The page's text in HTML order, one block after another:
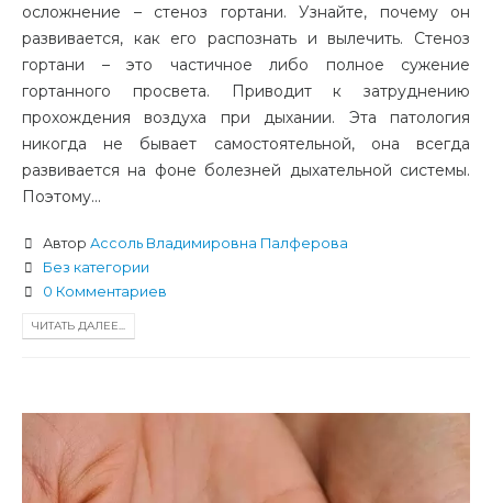
осложнение – стеноз гортани. Узнайте, почему он
развивается, как его распознать и вылечить. Стеноз
гортани – это частичное либо полное сужение
гортанного просвета. Приводит к затруднению
прохождения воздуха при дыхании. Эта патология
никогда не бывает самостоятельной, она всегда
развивается на фоне болезней дыхательной системы.
Поэтому...
Автор Ассоль Владимировна Палферова
Без категории
0 Комментариев
ЧИТАТЬ ДАЛЕЕ...